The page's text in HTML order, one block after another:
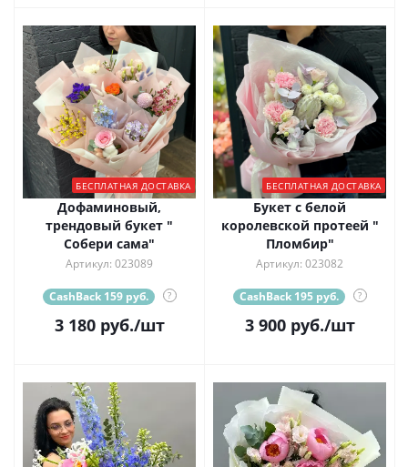
БЕСПЛАТНАЯ ДОСТАВКА
Дофаминовый,
трендовый букет "
Собери сама"
Артикул: 023089
CashBack 159 руб. ?
3 180руб./шт
БЕСПЛАТНАЯ ДОСТАВКА
Букет с белой
королевской протеей "
Пломбир"
Артикул: 023082
CashBack 195 руб. ?
3 900руб./шт